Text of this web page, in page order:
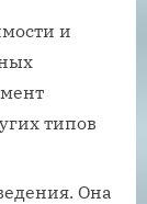
и
типов
Она